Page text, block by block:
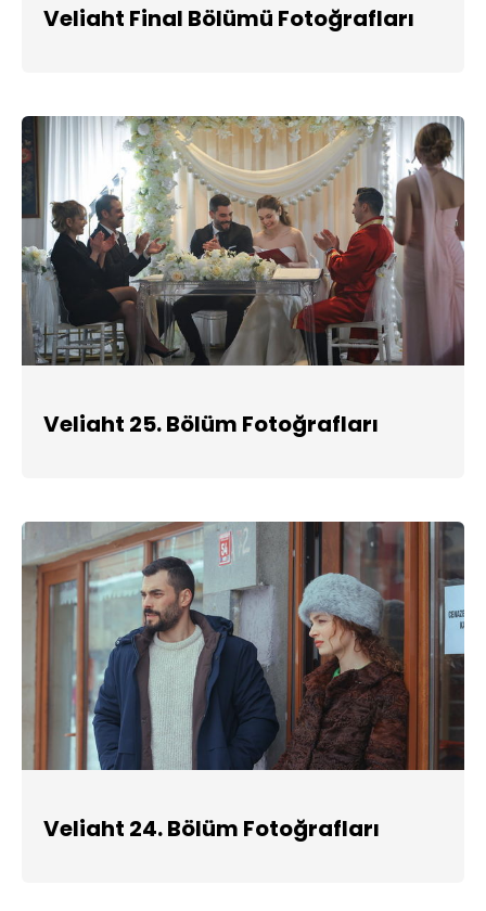
Veliaht Final Bölümü Fotoğrafları
Veliaht 25. Bölüm Fotoğrafları
Veliaht 24. Bölüm Fotoğrafları